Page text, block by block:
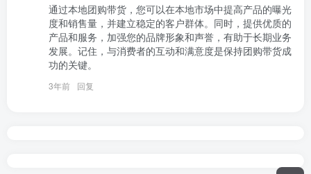
通过本地团购带货，您可以在本地市场中提高产品的曝光
度和销售量，并建立稳定的客户群体。同时，提供优质的
产品和服务，加强您的品牌形象和声誉，有助于长期业务
发展。记住，与消费者的互动和满意度是保持团购带货成
功的关键。
3年前 回复